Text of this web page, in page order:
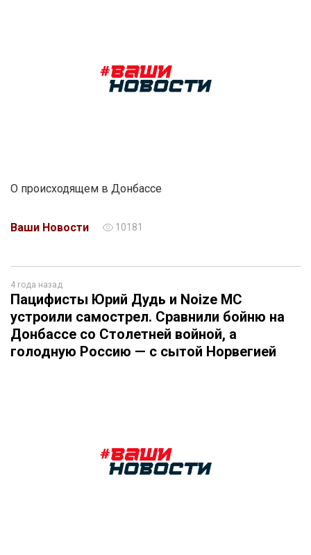
О происходящем в Донбассе
Ваши Новости 10181
4 года назад
Пацифисты Юрий Дудь и Noize MC
устроили самострел. Сравнили бойню на
Донбассе со Столетней войной, а
голодную Россию — с сытой Норвегией